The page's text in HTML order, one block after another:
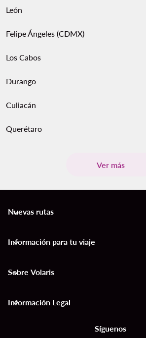
León
Felipe Ángeles (CDMX)
Los Cabos
Durango
Culiacán
Querétaro
Ver más
Nuevas rutas
keyboard_arrow_down
Información para tu viaje
keyboard_arrow_down
Sobre Volaris
keyboard_arrow_down
Información Legal
keyboard_arrow_down
Síguenos